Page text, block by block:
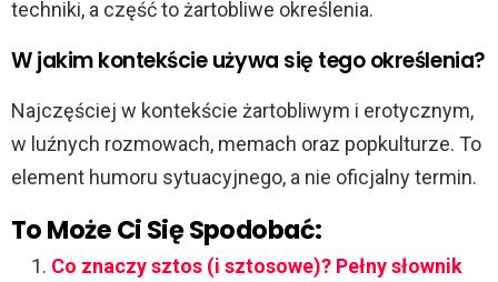
techniki, a część to żartobliwe określenia.
W jakim kontekście używa się tego określenia?
Najczęściej w kontekście żartobliwym i erotycznym,
w luźnych rozmowach, memach oraz popkulturze. To
element humoru sytuacyjnego, a nie oficjalny termin.
To Może Ci Się Spodobać:
Co znaczy sztos (i sztosowe)? Pełny słownik